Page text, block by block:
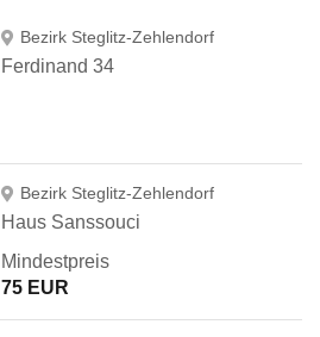
Bezirk Steglitz-Zehlendorf
Ferdinand 34
Bezirk Steglitz-Zehlendorf
Haus Sanssouci
Mindestpreis
75 EUR